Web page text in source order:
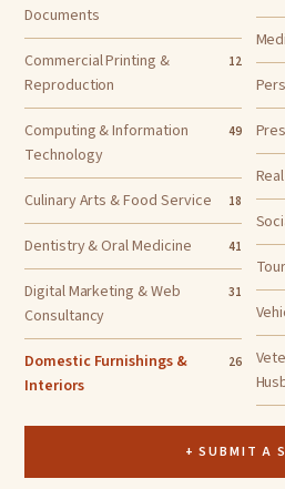
Documents
Commercial Printing &
Reproduction
12
Computing & Information
Technology
49
Culinary Arts & Food Service 18
Dentistry & Oral Medicine 41
Digital Marketing & Web
Consultancy
31
Domestic Furnishings &
Interiors
26
+ SUBMIT A